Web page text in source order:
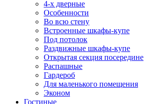
4-х дверные
Особенности
Во всю стену
Встроенные шкафы-купе
Под потолок
Раздвижные шкафы-купе
Открытая секция посередине
Распашные
Гардероб
Для маленького помещения
Эконом
Гостиные